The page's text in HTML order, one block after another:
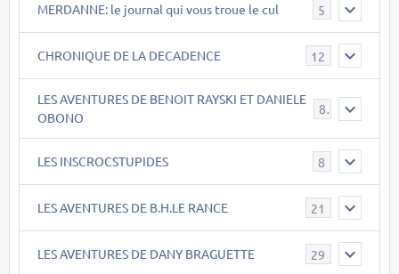
MERDANNE: le journal qui vous troue le cul 5
CHRONIQUE DE LA DECADENCE 12
LES AVENTURES DE BENOIT RAYSKI ET DANIELE
OBONO
8
LES INSCROCSTUPIDES 8
LES AVENTURES DE B.H.LE RANCE 21
LES AVENTURES DE DANY BRAGUETTE 29